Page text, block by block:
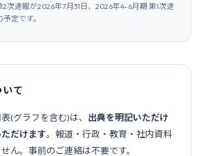
2次速報が2026年7月31日、2026年4-6月期 第1次速
定です。
て
(グラフを含む)は、 出典を明記いただけ
だけます。報道・行政・教育・社内資料
ん。事前のご連絡は不要です。